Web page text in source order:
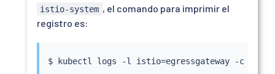
istio-system , el comando para imprimir el
registro es:
$ kubectl logs -l istio=egressgateway -c